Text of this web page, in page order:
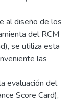
al diseño de los
del RCM
se utiliza esta
las
evaluación del
Score Card),